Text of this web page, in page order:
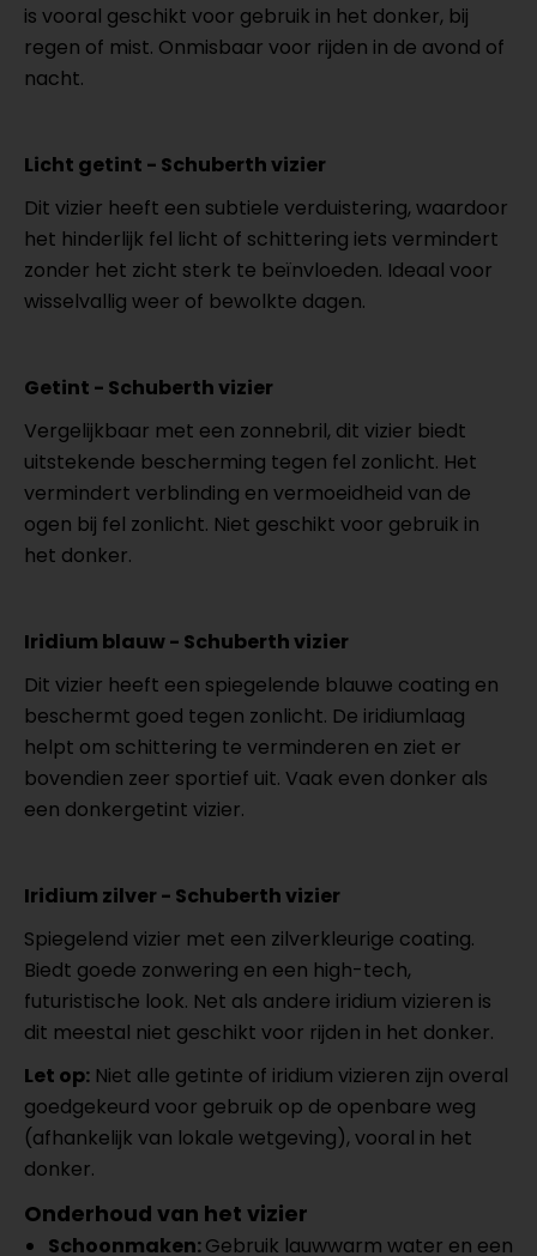
is vooral geschikt voor gebruik in het donker, bij
regen of mist. Onmisbaar voor rijden in de avond of
nacht.
Licht getint - Schuberth vizier
Dit vizier heeft een subtiele verduistering, waardoor
het hinderlijk fel licht of schittering iets vermindert
zonder het zicht sterk te beïnvloeden. Ideaal voor
wisselvallig weer of bewolkte dagen.
Getint - Schuberth vizier
Vergelijkbaar met een zonnebril, dit vizier biedt
uitstekende bescherming tegen fel zonlicht. Het
vermindert verblinding en vermoeidheid van de
ogen bij fel zonlicht. Niet geschikt voor gebruik in
het donker.
Iridium blauw - Schuberth vizier
Dit vizier heeft een spiegelende blauwe coating en
beschermt goed tegen zonlicht. De iridiumlaag
helpt om schittering te verminderen en ziet er
bovendien zeer sportief uit. Vaak even donker als
een donkergetint vizier.
Iridium zilver - Schuberth vizier
Spiegelend vizier met een zilverkleurige coating.
Biedt goede zonwering en een high-tech,
futuristische look. Net als andere iridium vizieren is
dit meestal niet geschikt voor rijden in het donker.
Let op: Niet alle getinte of iridium vizieren zijn overal
goedgekeurd voor gebruik op de openbare weg
(afhankelijk van lokale wetgeving), vooral in het
donker.
Onderhoud van het vizier
Schoonmaken:Gebruik lauwwarm water en een